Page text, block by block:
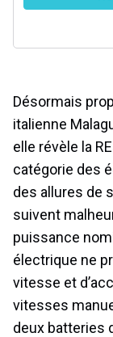
Désormais
italienne
elle révèle la
catégorie des
des allures de
suivent
puissance
électrique ne
vitesse et
vitesses
deux batteries